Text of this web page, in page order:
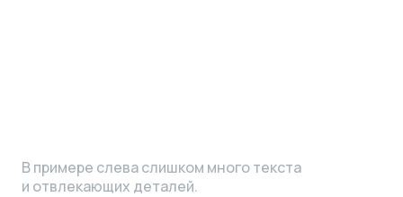
В примере слева слишком много текста
и отвлекающих деталей.